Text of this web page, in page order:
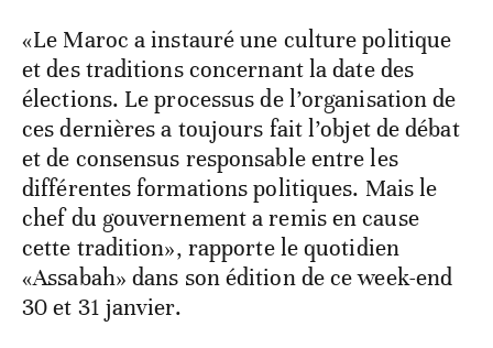
«Le Maroc a instauré une culture politique
et des traditions concernant la date des
élections. Le processus de l’organisation de
ces dernières a toujours fait l’objet de débat
et de consensus responsable entre les
différentes formations politiques. Mais le
chef du gouvernement a remis en cause
cette tradition», rapporte le quotidien
«Assabah» dans son édition de ce week-end
30 et 31 janvier.